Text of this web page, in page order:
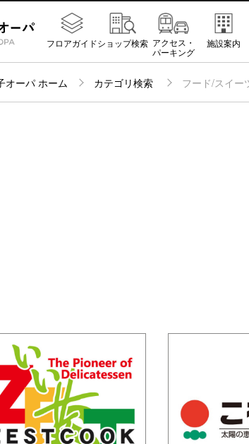
フロアガイドショップ検索 アクセス・
パーキング
施設案内
オーパ ホーム カテゴリ検索 フード/スイー